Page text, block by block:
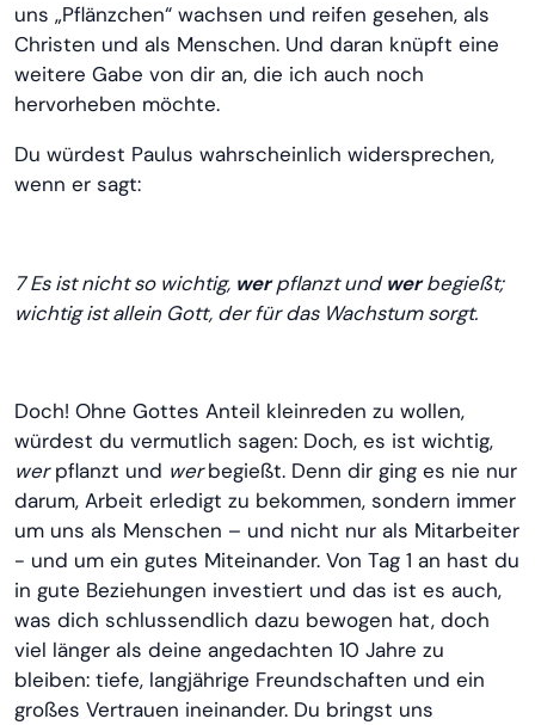
uns „Pflänzchen“ wachsen und reifen gesehen, als
Christen und als Menschen. Und daran knüpft eine
weitere Gabe von dir an, die ich auch noch
hervorheben möchte.
Du würdest Paulus wahrscheinlich widersprechen,
wenn er sagt:
7 Es ist nicht so wichtig, werpflanzt undwerbegießt;
wichtig ist allein Gott, der für das Wachstum sorgt.
Doch! Ohne Gottes Anteil kleinreden zu wollen,
würdest du vermutlich sagen: Doch, es ist wichtig,
werpflanzt und werbegießt. Denn dir ging es nie nur
darum, Arbeit erledigt zu bekommen, sondern immer
um uns als Menschen – und nicht nur als Mitarbeiter
- und um ein gutes Miteinander. Von Tag 1 an hast du
in gute Beziehungen investiert und das ist es auch,
was dich schlussendlich dazu bewogen hat, doch
viel länger als deine angedachten 10 Jahre zu
bleiben: tiefe, langjährige Freundschaften und ein
großes Vertrauen ineinander. Du bringst uns